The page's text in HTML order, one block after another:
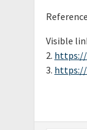
Visible
2. https://
3. https://